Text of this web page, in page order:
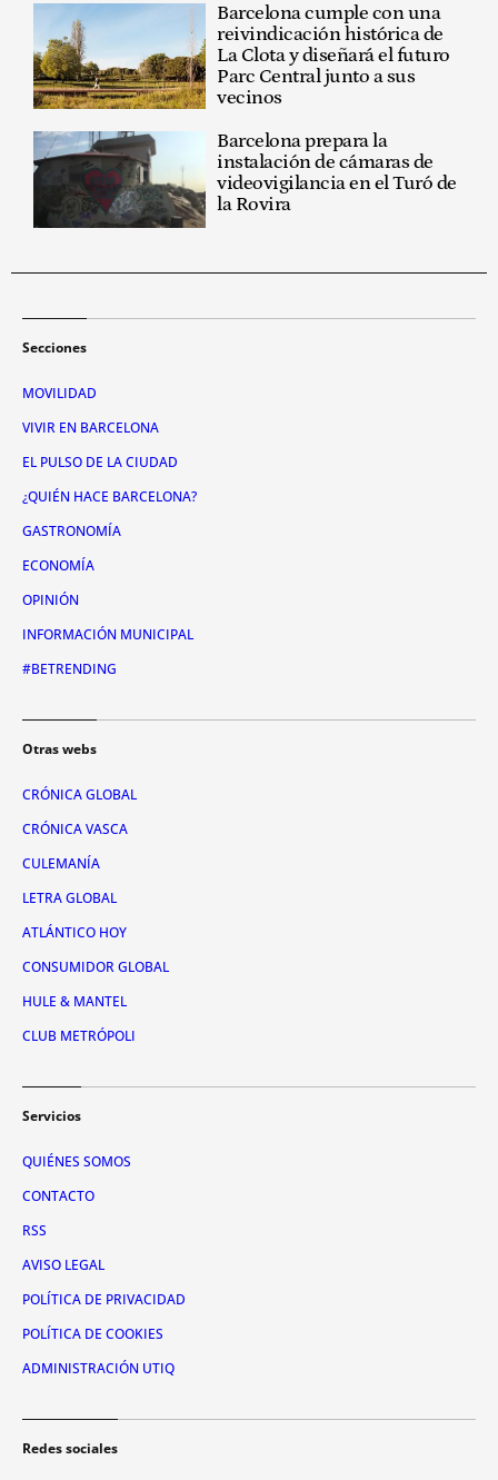
Barcelona cumple con una
reivindicación histórica de
La Clota y diseñará el futuro
Parc Central junto a sus
vecinos
Barcelona prepara la
instalación de cámaras de
videovigilancia en el Turó de
la Rovira
Secciones
MOVILIDAD
VIVIR EN BARCELONA
EL PULSO DE LA CIUDAD
¿QUIÉN HACE BARCELONA?
GASTRONOMÍA
ECONOMÍA
OPINIÓN
INFORMACIÓN MUNICIPAL
#BETRENDING
Otras webs
CRÓNICA GLOBAL
CRÓNICA VASCA
CULEMANÍA
LETRA GLOBAL
ATLÁNTICO HOY
CONSUMIDOR GLOBAL
HULE & MANTEL
CLUB METRÓPOLI
Servicios
QUIÉNES SOMOS
CONTACTO
RSS
AVISO LEGAL
POLÍTICA DE PRIVACIDAD
POLÍTICA DE COOKIES
ADMINISTRACIÓN UTIQ
Redes sociales